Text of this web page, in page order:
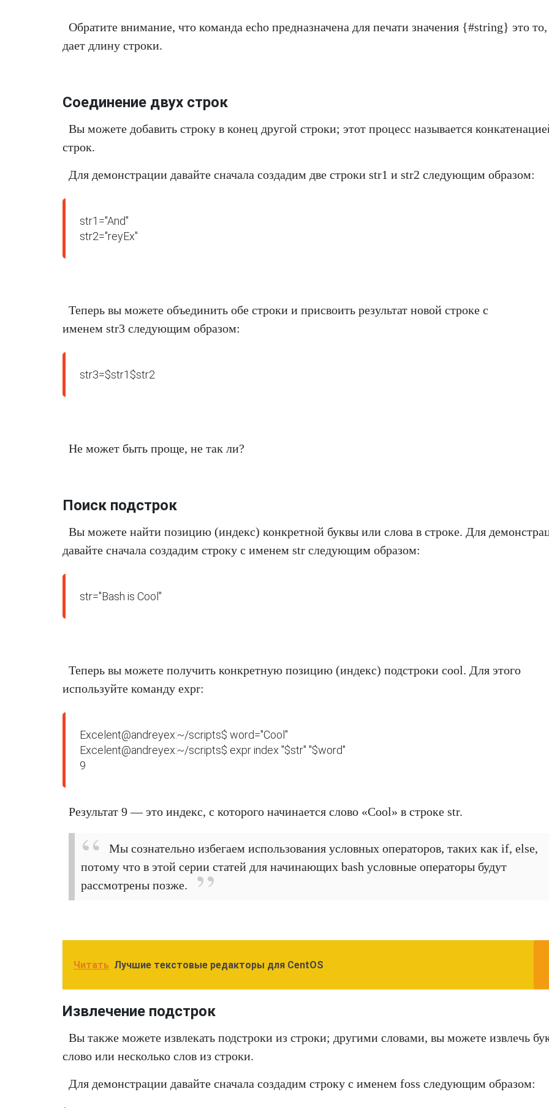
Обратите внимание, что команда echo предназначена для печати значения {#string} это
дает длину строки.
Соединение двух строк
Вы можете добавить строку в конец другой строки; этот процесс называется
строк.
Для демонстрации давайте сначала создадим две строки str1 и str2 следующим образом:
str1="And"
str2="reyEx"
Теперь вы можете объединить обе строки и присвоить результат новой строке с
именем str3 следующим образом:
str3=$str1$str2
Не может быть проще, не так ли?
Поиск подстрок
Вы можете найти позицию (индекс) конкретной буквы или слова в строке. Для
давайте сначала создадим строку с именем str следующим образом:
str="Bash is Cool"
Теперь вы можете получить конкретную позицию (индекс) подстроки cool. Для этого
используйте команду expr:
Excelent@andreyex:~/scripts$ word="Cool"
Excelent@andreyex:~/scripts$ expr index "$str" "$word"
9
Результат 9 — это индекс, с которого начинается слово «Cool» в строке str.
Мы сознательно избегаем использования условных операторов, таких как if, else,
потому что в этой серии статей для начинающих bash условные операторы будут
рассмотрены позже.
Читать Лучшие текстовые редакторы для CentOS
Извлечение подстрок
Вы также можете извлекать подстроки из строки; другими словами, вы можете извлечь
слово или несколько слов из строки.
Для демонстрации давайте сначала создадим строку с именем foss следующим образом: